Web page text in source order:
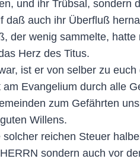
und ihr Trübsal, sondern
auch ihr Überfluß
der wenig sammelte, hatte
Herz des Titus.
ist er von selber zu euch
Evangelium durch alle
zum Gefährten
Willens.
reichen Steuer
sondern auch vor